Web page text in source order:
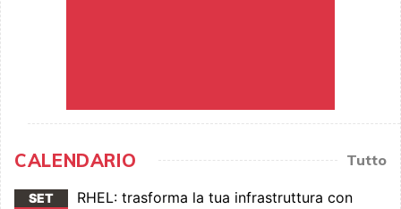
CALENDARIO Tutto
SET
RHEL: trasforma la tua infrastruttura con